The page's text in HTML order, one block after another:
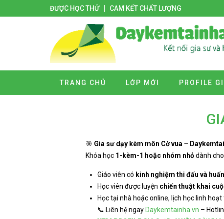
ĐƯỢC HỌC THỬ CAM KẾT CHẤT LƯỢNG
TRANG CHỦ LỚP MỚI PROFILE
🎯 Gia sư dạy kèm môn Cờ vua –
Khóa học 1-kèm-1 hoặc nhóm nhỏdành
Giáo viên có kinh nghiệm thi đấu và
Học viên được luyện chiến thuật khai
Học tại nhà hoặc online, lịch học linh
📞 Liên hệ ngay Daykemtainha.vn –